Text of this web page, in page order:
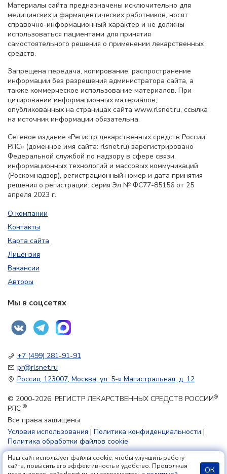
Материалы сайта предназначены исключительно для
медицинских и фармацевтических работников, носят
справочно-информационный характер и не должны
использоваться пациентами для принятия
самостоятельного решения о применении лекарственных
средств.
Запрещена передача, копирование, распространение
информации без разрешения администратора сайта, а
также коммерческое использование материалов. При
цитировании информационных материалов,
опубликованных на страницах сайта www.rlsnet.ru, ссылка
на источник информации обязательна.
Сетевое издание «Регистр лекарственных средств России
РЛС» (доменное имя сайта: rlsnet.ru) зарегистрировано
Федеральной службой по надзору в сфере связи,
информационных технологий и массовых коммуникаций
(Роскомнадзор), регистрационный номер и дата принятия
решения о регистрации: серия Эл № ФС77-85156 от 25
апреля 2023 г.
О компании
Контакты
Карта сайта
Лицензия
Вакансии
Авторы
Мы в соцсетях
+7 (499) 281-91-91
pr@rlsnet.ru
Россия, 123007, Москва, ул. 5-я Магистральная, д. 12
© 2000-2026. РЕГИСТР ЛЕКАРСТВЕННЫХ СРЕДСТВ РОССИИ®
РЛС ®
Все права защищены
Условия использования | Политика конфиденциальности |
Политика обработки файлов cookie
18+
Наш сайт использует файлы cookie, чтобы улучшить работу
сайта, повысить его эффективность и удобство. Продолжая
ОК